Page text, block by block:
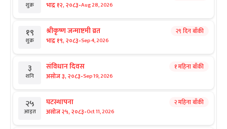
शुक्र भाद्र १२, २०८३-Aug 28, 2026
१९
शुक्र
श्रीकृष्ण जन्माष्टमी व्रत
भाद्र १९, २०८३-Sep 4, 2026
२९ दिन बाँकी
३
शनि
संविधान दिवस
असोज ३, २०८३-Sep 19, 2026
१ महिना बाँकी
२५
आइत
घटस्थापना
असोज २५, २०८३-Oct 11, 2026
२ महिना बाँकी